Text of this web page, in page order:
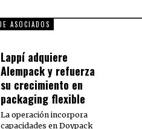
ASOCIADOS
Lappí adquiere
Alempack y refuerza
su crecimiento en
packaging flexible
La operación incorpora
capacidades en Doypack